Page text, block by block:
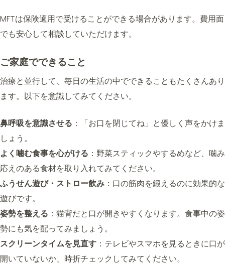
MFTは保険適用で受けることができる場合があります。費用面
でも安心して相談していただけます。
ご家庭でできること
治療と並行して、毎日の生活の中でできることもたくさんあり
ます。以下を意識してみてください。
鼻呼吸を意識させる ：「お口を閉じてね」と優しく声をかけま
しょう。
よく噛む食事を心がける ：野菜スティックやするめなど、噛み
応えのある食材を取り入れてみてください。
ふうせん遊び・ストロー飲み ：口の筋肉を鍛えるのに効果的な
遊びです。
姿勢を整える ：猫背だと口が開きやすくなります。食事中の姿
勢にも気を配ってみましょう。
スクリーンタイムを見直す ：テレビやスマホを見るときに口が
開いていないか、時折チェックしてみてください。